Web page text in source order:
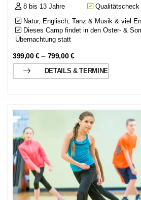
8 bis 13 Jahre Qualitätscheck
Natur, Englisch, Tanz & Musik & viel
Dieses Camp findet in den Oster- &
Übernachtung statt
399,00€– 799,00€
DETAILS & TERMINE